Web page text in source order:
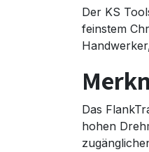
Der KS
feinstem
Das
hohen